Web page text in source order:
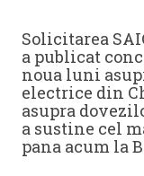
Solicitarea
a publicat
noua luni
electrice din
asupra
a sustine cel
pana acum la